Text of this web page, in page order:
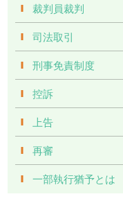
裁判員裁判
司法取引
刑事免責制度
控訴
上告
再審
一部執行猶予とは